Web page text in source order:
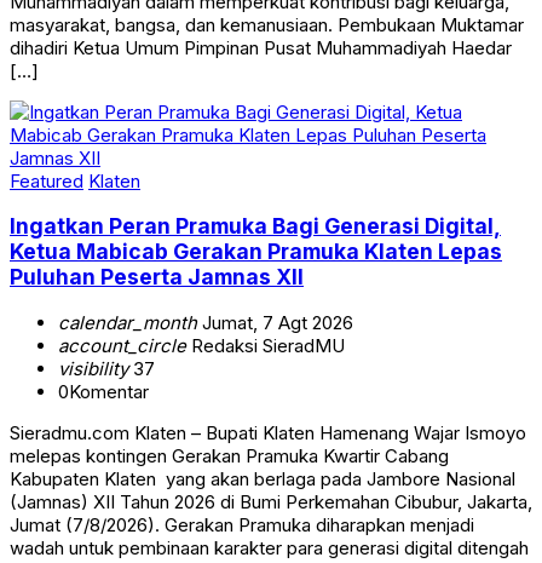
masyarakat, bangsa, dan kemanusiaan. Pembukaan Muktamar
dihadiri Ketua Umum Pimpinan Pusat Muhammadiyah Haedar
[…]
Featured Klaten
Ingatkan Peran Pramuka Bagi Generasi Digital,
Ketua Mabicab Gerakan Pramuka Klaten Lepas
Puluhan Peserta Jamnas XII
calendar_monthJumat, 7 Agt 2026
account_circleRedaksi SieradMU
visibility37
0Komentar
Sieradmu.com Klaten – Bupati Klaten Hamenang Wajar Ismoyo
melepas kontingen Gerakan Pramuka Kwartir Cabang
Kabupaten Klaten yang akan berlaga pada Jambore Nasional
(Jamnas) XII Tahun 2026 di Bumi Perkemahan Cibubur, Jakarta,
Jumat (7/8/2026). Gerakan Pramuka diharapkan menjadi
wadah untuk pembinaan karakter para generasi digital ditengah